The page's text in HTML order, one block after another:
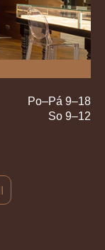
Po–Pá 9–18
So 9–12